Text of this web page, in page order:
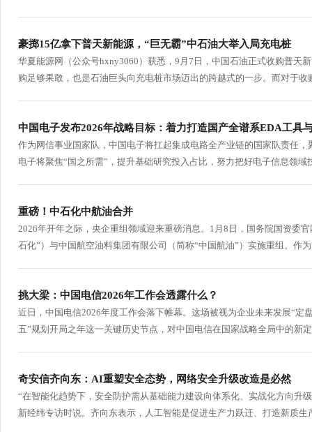
豪掷15亿拿下普天新能源，“巨无霸”中石油大举入局充电桩
华夏能源网（公众号hxny3060）获悉，9月7日，中国石油正式收购普天
购足够果敢，也是石油巨头向充电桩市场迈出的跨越式的一步。而对于
中国电子发布2026年战略目标：着力打造国产全谱系EDA工具
作为网信事业国家队，中国电子将扛起集成电路全产业链的国家队责任
电子将聚焦“国之所需”，提升基础研究投入占比，努力把好电子信息领
重磅！中石化中航油合并
2026年开年之际，央企重组领域迎来重磅消息。1月8日，国务院国资委
石化”）与中国航空油料集团有限公司（简称“中国航油”）实施重组。作
挑大梁：中国电信2026年工作会透露什么？
近日，中国电信2026年度工作会落下帷幕。这场被视为企业未来发展“
五”规划开局之年这一关键历史节点，对中国电信在国家战略全局中的新
奇安信齐向东：AI重塑安全态势，网络安全升级改造是必然
“在智能化趋势下，安全防护需从基础能力建设向体系化、实战化方向升
新经纬专访时说。齐向东表示，人工智能是促进生产力跃迁、打造新质